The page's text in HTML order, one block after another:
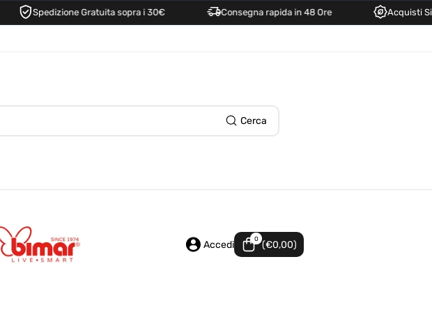
Spedizione Gratuita sopra i 30€ Consegna rapida in 48 Ore Acquisti Sicuri e
Cerca
Accedi (€0,00)
0
articoli